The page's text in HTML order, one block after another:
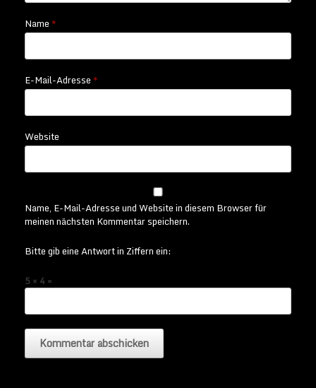
Name*
E-Mail-Adresse*
Website
Name, E-Mail-Adresse und Website in diesem Browser für
meinen nächsten Kommentar speichern.
Bitte gib eine Antwort in Ziffern ein:
5 × 4 =